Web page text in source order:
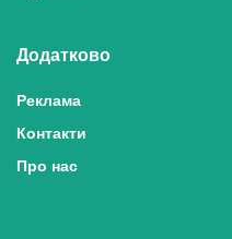
Додатково
Реклама
Контакти
Про нас